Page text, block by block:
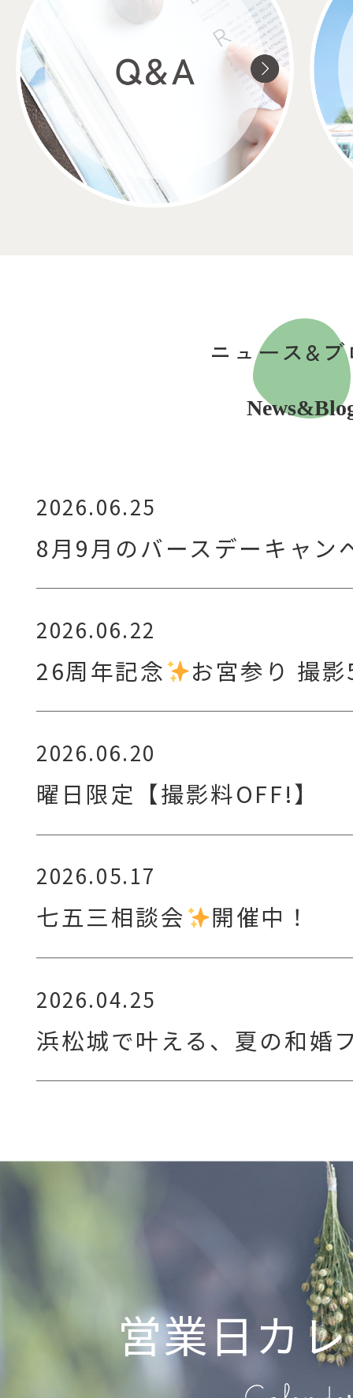
ニュース&
2026.06.25
8月9月のバースデーキャン
2026.06.22
26周年記念 お宮参り 撮
2026.06.20
曜日限定【撮影料OFF!】
2026.05.17
七五三相談会 開催中！
2026.04.25
浜松城で叶える、夏の和婚
営業日カ